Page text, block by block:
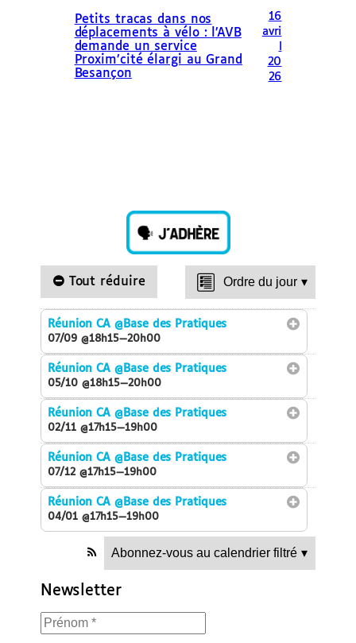
Petits tracas dans nos
déplacements à vélo : l’AVB
demande un service
Proxim’cité élargi au Grand
Besançon
16
avri
20
26
Tout réduire Ordre du jour ▾
Réunion CA@Base des Pratiques
07/09 @18h15—20h00
Réunion CA@Base des Pratiques
05/10 @18h15—20h00
Réunion CA@Base des Pratiques
02/11 @17h15—19h00
Réunion CA@Base des Pratiques
07/12 @17h15—19h00
Réunion CA@Base des Pratiques
04/01 @17h15—19h00
Abonnez-vous au calendrier filtré ▾
Newsletter